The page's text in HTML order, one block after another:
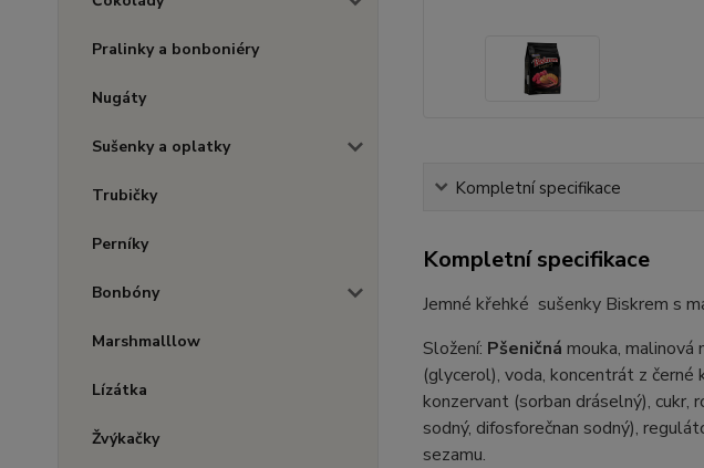
Pralinky a bonboniéry
Nugáty
Sušenky a oplatky
Trubičky
Perníky
Bonbóny
Marshmalllow
Lízátka
Žvýkačky
Kompletní specifikace
Kompletní specifikace
Jemné křehké sušenky Biskrem s
Složení: Pšeničná mouka,
(glycerol), voda, koncentrát z
konzervant (sorban dráselný), cukr,
sodný, difosforečnan sodný),
sezamu.